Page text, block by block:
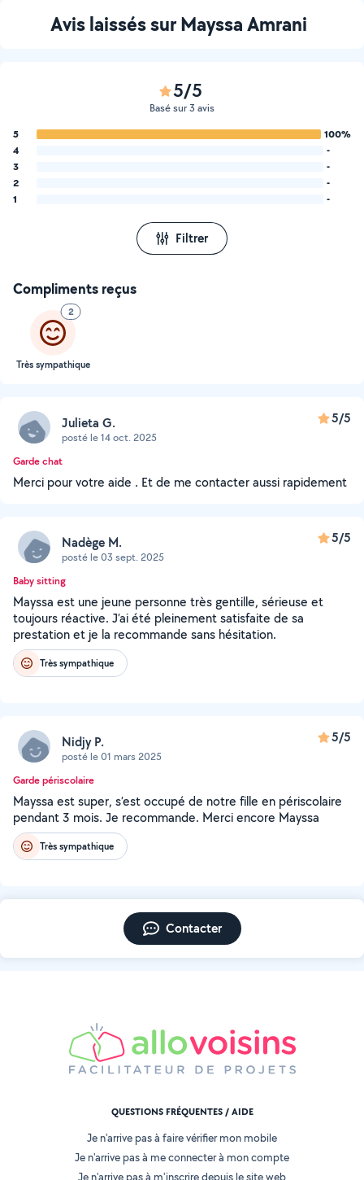
Avis laissés sur Mayssa Amrani
5/5
Basé sur 3 avis
5
100%
4
-
3
-
2
-
1
-
Filtrer
Compliments reçus
2
Très sympathique
Julieta G.
posté le 14 oct. 2025
5/5
Garde chat
Merci pour votre aide . Et de me contacter aussi rapidement
Nadège M.
posté le 03 sept. 2025
5/5
Baby sitting
Mayssa est une jeune personne très gentille, sérieuse et
toujours réactive. J’ai été pleinement satisfaite de sa
prestation et je la recommande sans hésitation.
Très sympathique
Nidjy P.
posté le 01 mars 2025
5/5
Garde périscolaire
Mayssa est super, s’est occupé de notre fille en périscolaire
pendant 3 mois. Je recommande. Merci encore Mayssa
Très sympathique
Contacter
QUESTIONS FRÉQUENTES / AIDE
Je n'arrive pas à faire vérifier mon mobile
Je n'arrive pas à me connecter à mon compte
Je n'arrive pas à m'inscrire depuis le site web